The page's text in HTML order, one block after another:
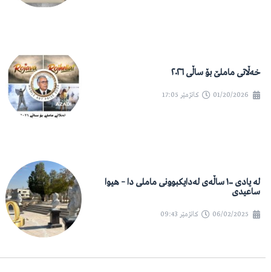
خەڵاتی ماملێ بۆ ساڵی ٢٠٢٦
01/20/2026 کاتژمێر 17:05
لە یادی ١٠٠ ساڵەی لەدایکبوونی ماملی دا – هیوا
ساعیدی
06/02/2025 کاتژمێر 09:43